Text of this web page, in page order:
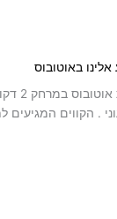
באוטובוס
יש
הקווים המגיעים לתחנה זו